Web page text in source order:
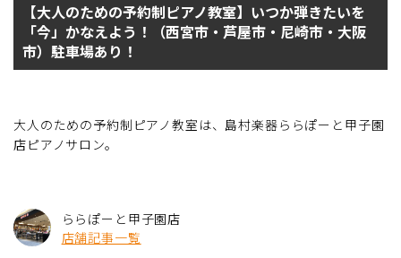
【大人のための予約制ピアノ教室】いつか弾きたいを
「今」かなえよう！（西宮市・芦屋市・尼崎市・大阪
市）駐車場あり！
大人のための予約制ピアノ教室は、島村楽器ららぽーと甲子園
店ピアノサロン。
ららぽーと甲子園店
店舗記事一覧